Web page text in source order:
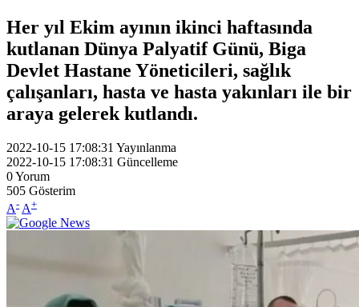
Her yıl Ekim ayının ikinci haftasında
kutlanan Dünya Palyatif Günü, Biga
Devlet Hastane Yöneticileri, sağlık
çalışanları, hasta ve hasta yakınları ile bir
araya gelerek kutlandı.
2022-10-15 17:08:31 Yayınlanma
2022-10-15 17:08:31 Güncelleme
0Yorum
505 Gösterim
A- A+